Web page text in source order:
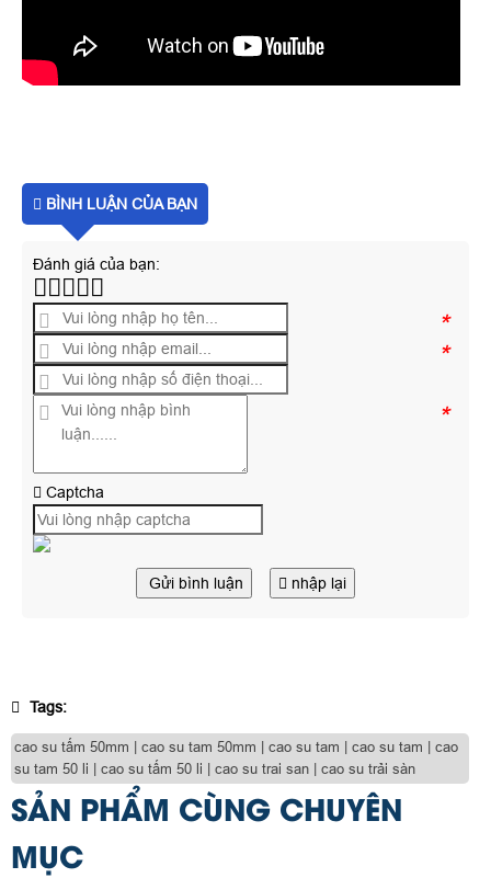
BÌNH LUẬN CỦA BẠN
Đánh giá của bạn:
*
*
*
Captcha
Gửi bình luận nhập lại
Tags:
cao su tấm 50mm | cao su tam 50mm | cao su tam | cao su tam | cao
su tam 50 li | cao su tấm 50 li | cao su trai san | cao su trải sàn
SẢN PHẨM CÙNG CHUYÊN
MỤC